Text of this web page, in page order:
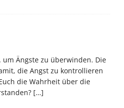
Ängste zu überwinden. Die
die Angst zu kontrollieren
die Wahrheit über die
[…]